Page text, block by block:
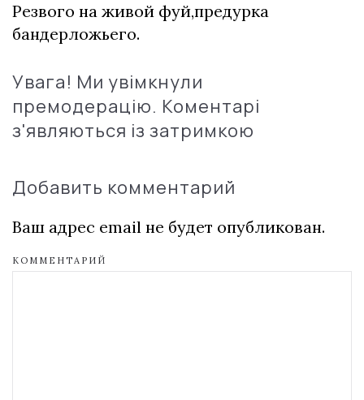
Резвого на живой фуй,предурка
бандерложьего.
Увага! Ми увімкнули
премодерацію. Коментарі
з'являються із затримкою
Добавить комментарий
Ваш адрес email не будет опубликован.
КОММЕНТАРИЙ